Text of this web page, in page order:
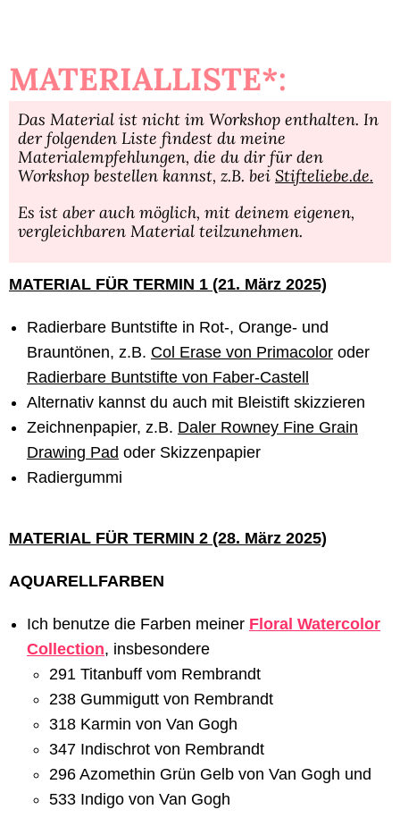
MATERIALLISTE*:
Das Material ist nicht im Workshop enthalten. In
der folgenden Liste findest du meine
Materialempfehlungen, die du dir für den
Workshop bestellen kannst, z.B. bei Stifteliebe.de.
Es ist aber auch möglich, mit deinem eigenen,
vergleichbaren Material teilzunehmen.
MATERIAL FÜR TERMIN 1 (21. März 2025)
Radierbare Buntstifte in Rot-, Orange- und
Brauntönen, z.B. Col Erase von Primacolor oder
Radierbare Buntstifte von Faber-Castell
Alternativ kannst du auch mit Bleistift skizzieren
Zeichnenpapier, z.B. Daler Rowney Fine Grain
Drawing Pad oder Skizzenpapier
Radiergummi
MATERIAL FÜR TERMIN 2 (28. März 2025)
AQUARELLFARBEN
Ich benutze die Farben meiner Floral Watercolor
Collection, insbesondere
291 Titanbuff vom Rembrandt
238 Gummigutt von Rembrandt
318 Karmin von Van Gogh
347 Indischrot von Rembrandt
296 Azomethin Grün Gelb von Van Gogh und
533 Indigo von Van Gogh